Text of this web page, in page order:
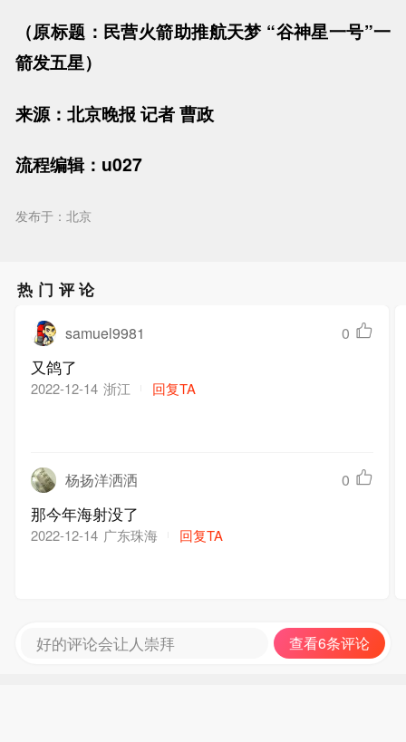
（原标题：民营火箭助推航天梦 “谷神星一号”一
箭发五星）
来源：北京晚报 记者 曹政
流程编辑：u027
发布于：北京
热门评论
samuel9981 0
又鸽了
2022-12-14 浙江 回复TA
杨扬洋洒洒 0
那今年海射没了
2022-12-14 广东珠海 回复TA
好的评论会让人崇拜 查看6条评论